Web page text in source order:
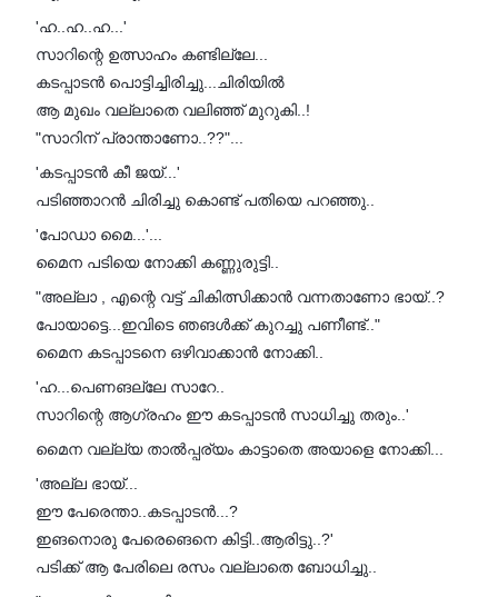
'ഹ..ഹ..ഹ...'
സാറിന്റെ ഉത്സാഹം കണ്ടില്ലേ...
കടപ്പാടൻ പൊട്ടിച്ചിരിച്ചു...ചിരിയിൽ
ആ മുഖം വല്ലാതെ വലിഞ്ഞ് മുറുകി..!
"സാറിന് പ്രാന്താണോ..??"...
'കടപ്പാടൻ കീ ജയ്...'
പടിഞ്ഞാറൻ ചിരിച്ചു കൊണ്ട് പതിയെ പറഞ്ഞു..
'പോഡാ മൈ...'...
മൈന പടിയെ നോക്കി കണ്ണുരുട്ടി..
"അല്ലാ , എന്റെ വട്ട് ചികിത്സിക്കാൻ വന്നതാണോ ഭായ്‌..?
പോയാട്ടെ...ഇവിടെ ഞങൾക്ക് കുറച്ചു പണീണ്ട്.."
മൈന കടപ്പാടനെ ഒഴിവാക്കാൻ നോക്കി..
'ഹ...പെണങല്ലേ സാറേ..
സാറിന്റെ ആഗ്രഹം ഈ കടപ്പാടൻ സാധിച്ചു തരും..'
മൈന വല്ല്യ താൽപ്പര്യം കാട്ടാതെ അയാളെ നോക്കി...
'അല്ല ഭായ്...
ഈ പേരെന്താ..കടപ്പാടൻ...?
ഇങനൊരു പേരെങെനെ കിട്ടി..ആരിട്ടു..?'
പടിക്ക് ആ പേരിലെ രസം വല്ലാതെ ബോധിച്ചു..